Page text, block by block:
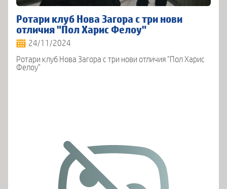
Ротари клуб Нова Загора с три нови
отличия "Пол Харис Фелоу"
24/11/2024
Ротари клуб Нова Загора с три нови отличия "Пол Харис
Фелоу"